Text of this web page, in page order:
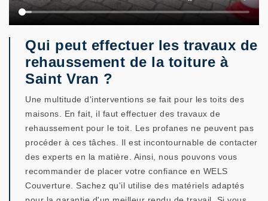
Qui peut effectuer les travaux de
rehaussement de la toiture à
Saint Vran ?
Une multitude d'interventions se fait pour les toits des
maisons. En fait, il faut effectuer des travaux de
rehaussement pour le toit. Les profanes ne peuvent pas
procéder à ces tâches. Il est incontournable de contacter
des experts en la matière. Ainsi, nous pouvons vous
recommander de placer votre confiance en WELS
Couverture. Sachez qu'il utilise des matériels adaptés